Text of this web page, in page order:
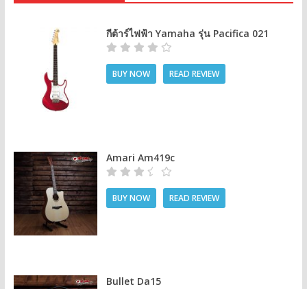
กีต้าร์ไฟฟ้า Yamaha รุ่น Pacifica 021
BUY NOW READ REVIEW
Amari Am419c
BUY NOW READ REVIEW
Bullet Da15